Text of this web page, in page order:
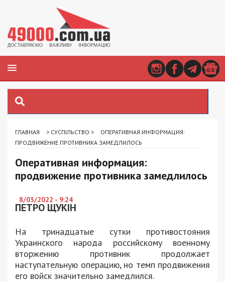
ГЛАВНАЯ > СУСПІЛЬСТВО >
ОПЕРАТИВНАЯ ИНФОРМАЦИЯ:
ПРОДВИЖЕНИЕ ПРОТИВНИКА ЗАМЕДЛИЛОСЬ
Оперативная информация:
продвижение противника замедлилось
8/03/2022 - 9:24
ПЕТРО ЩУКІН
На тринадцатые сутки противостояния
Украинского народа российскому военному
вторжению противник продолжает
наступательную операцию, но темп продвижения
его войск значительно замедлился.